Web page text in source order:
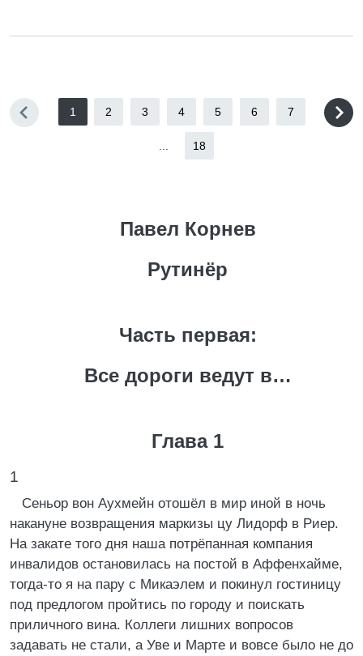
1 2 3 4 5 6 7
18
Павел Корнев
Рутинёр
Часть первая:
Все дороги ведут в…
Глава 1
1
Сеньор вон Аухмейн отошёл в мир иной в ночь
накануне возвращения маркизы цу Лидорф в Риер.
На закате того дня наша потрёпанная компания
инвалидов остановилась на постой в Аффенхайме,
тогда-то я на пару с Микаэлем и покинул гостиницу
под предлогом пройтись по городу и поискать
приличного вина. Коллеги лишних вопросов
задавать не стали, а Уве и Марте и вовсе было не до